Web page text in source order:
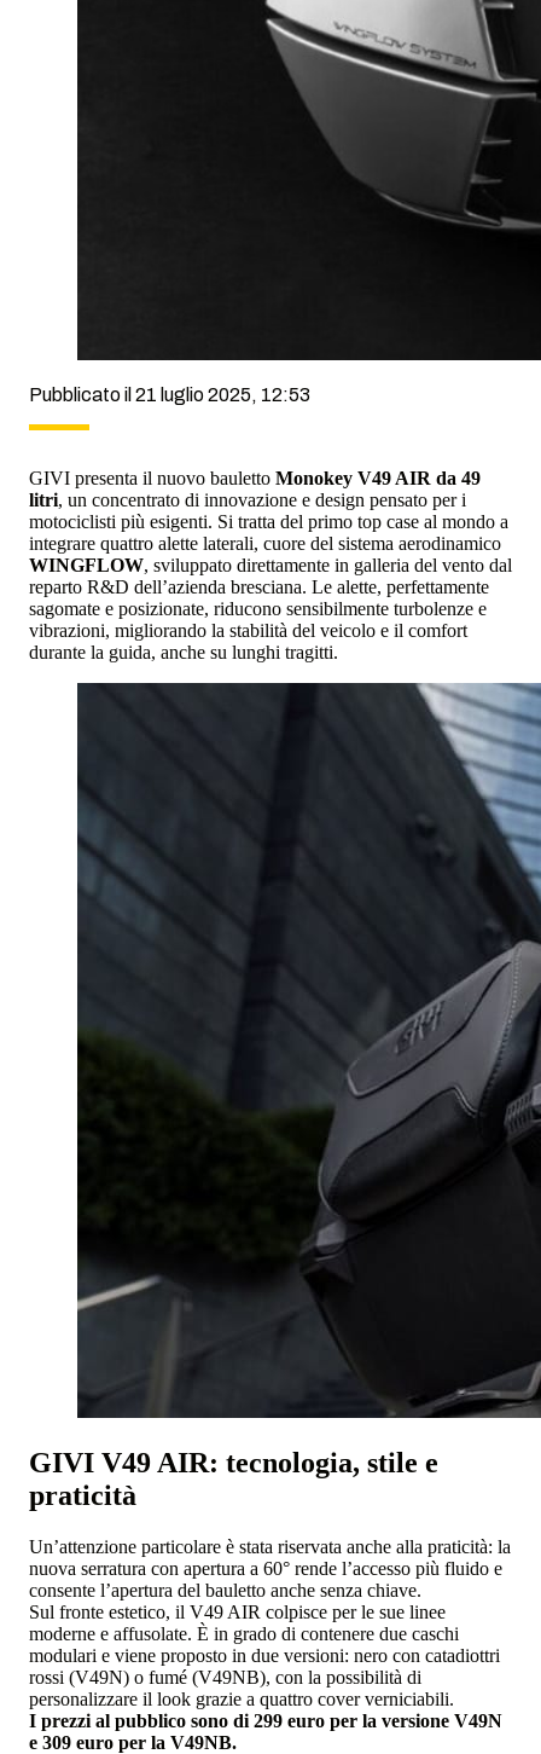
Pubblicato il 21 luglio 2025, 12:53
GIVI presenta il nuovo bauletto Monokey V49 AIR da 49
litri, un concentrato di innovazione e design pensato per i
motociclisti più esigenti. Si tratta del primo top case al mondo a
integrare quattro alette laterali, cuore del sistema aerodinamico
WINGFLOW, sviluppato direttamente in galleria del vento dal
reparto R&D dell’azienda bresciana. Le alette, perfettamente
sagomate e posizionate, riducono sensibilmente turbolenze e
vibrazioni, migliorando la stabilità del veicolo e il comfort
durante la guida, anche su lunghi tragitti.
GIVI V49 AIR: tecnologia, stile e
praticità
Un’attenzione particolare è stata riservata anche alla praticità: la
nuova serratura con apertura a 60° rende l’accesso più fluido e
consente l’apertura del bauletto anche senza chiave.
Sul fronte estetico, il V49 AIR colpisce per le sue linee
moderne e affusolate. È in grado di contenere due caschi
modulari e viene proposto in due versioni: nero con catadiottri
rossi (V49N) o fumé (V49NB), con la possibilità di
personalizzare il look grazie a quattro cover verniciabili.
I prezzi al pubblico sono di 299 euro per la versione V49N
e 309 euro per la V49NB.